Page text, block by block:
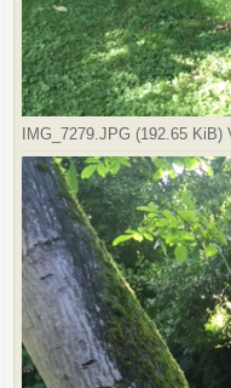
IMG_7279.JPG (192.65 KiB)